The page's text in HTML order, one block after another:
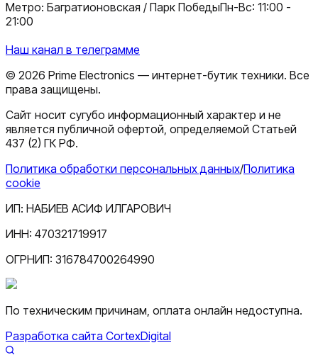
Метро: Багратионовская / Парк ПобедыПн-Вс: 11:00 -
21:00
Наш канал в телеграмме
© 2026 Prime Electronics — интернет-бутик техники. Все
права защищены.
Сайт носит сугубо информационный характер и не
является публичной офертой, определяемой Статьей
437 (2) ГК РФ.
Политика обработки персональных данных/Политика
cookie
ИП: НАБИЕВ АСИФ ИЛГАРОВИЧ
ИНН: 470321719917
ОГРНИП: 316784700264990
По техническим причинам, оплата онлайн недоступна.
Разработка сайта CortexDigital